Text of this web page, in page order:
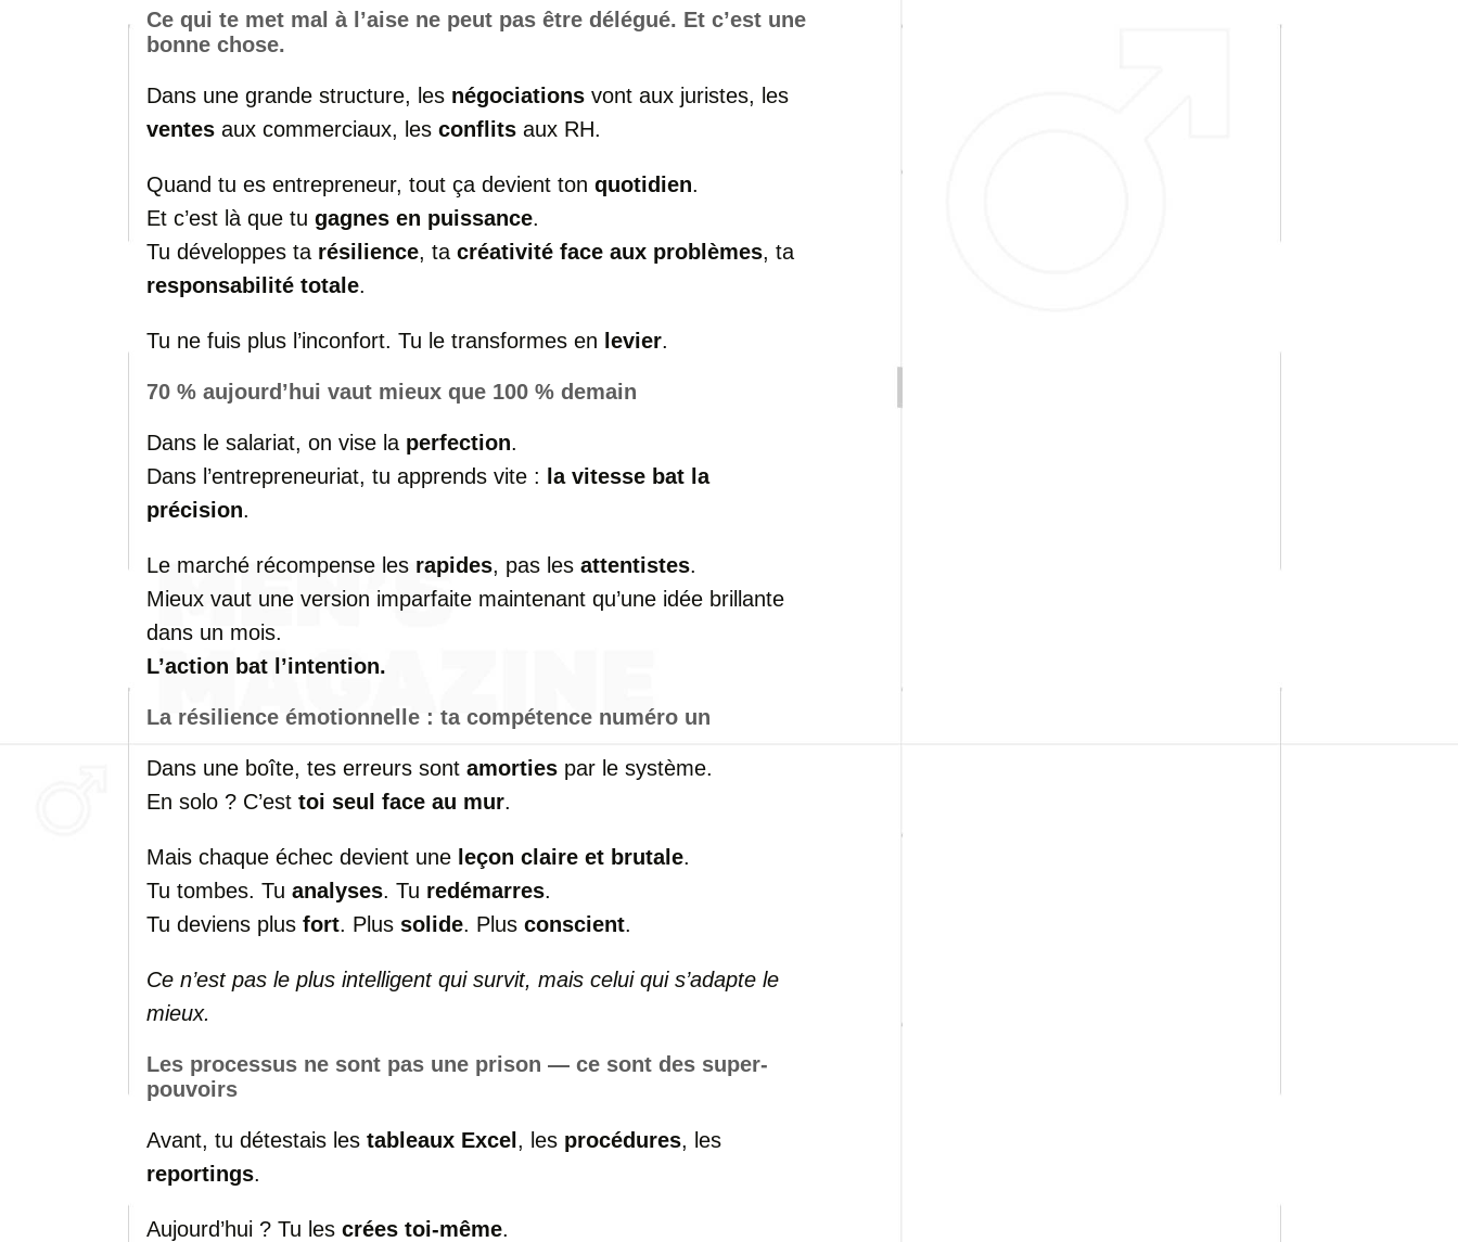
Ce qui te met mal à l’aise ne peut pas être délégué. Et c’est une
bonne chose.
Dans une grande structure, les négociations vont aux juristes, les
ventes aux commerciaux, les conflits aux RH.
Quand tu es entrepreneur, tout ça devient ton quotidien.
Et c’est là que tu gagnes en puissance.
Tu développes ta résilience, ta créativité face aux problèmes, ta
responsabilité totale.
Tu ne fuis plus l’inconfort. Tu le transformes en levier.
70 % aujourd’hui vaut mieux que 100 % demain
Dans le salariat, on vise la perfection.
Dans l’entrepreneuriat, tu apprends vite :
la vitesse bat la
précision.
Le marché récompense les rapides, pas les attentistes.
Mieux vaut une version imparfaite maintenant qu’une idée brillante
dans un mois.
L’action bat l’intention.
La résilience émotionnelle : ta compétence numéro un
Dans une boîte, tes erreurs sont amorties par le système.
En solo ? C’est toi seul face au mur.
Mais chaque échec devient une leçon claire et brutale.
Tu tombes. Tu analyses. Tu redémarres.
Tu deviens plus fort. Plus solide. Plus conscient.
Ce n’est pas le plus intelligent qui survit, mais celui qui s’adapte le
mieux.
Les processus ne sont pas une prison — ce sont des super-
pouvoirs
Avant, tu détestais les tableaux Excel , les procédures, les
reportings.
Aujourd’hui ? Tu les crées toi-même.